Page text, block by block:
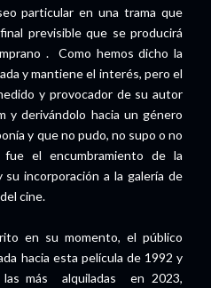
particular en una trama que
previsible que se producirá
. Como hemos dicho la
y mantiene el interés, pero el
y provocador de su autor
y derivándolo hacia un género
y que no pudo, no supo o no
el encumbramiento de la
incorporación a la galería de
cine.
en su momento, el público
hacia esta película de 1992 y
más alquiladas en 2023,